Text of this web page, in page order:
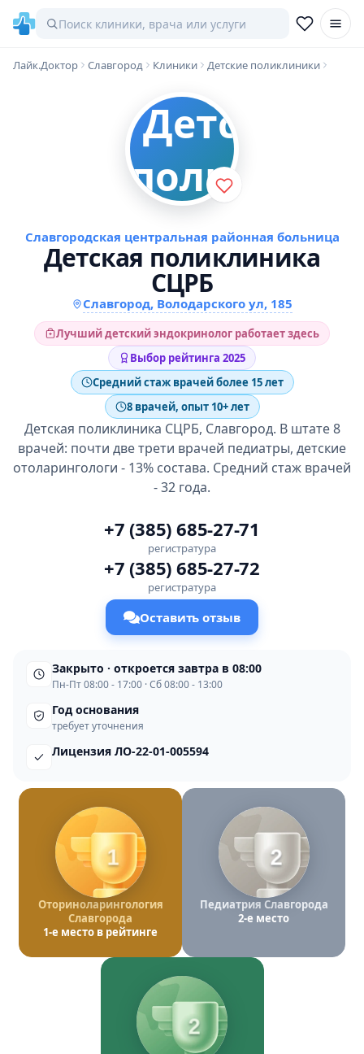
Лайк.Доктор Славгород Клиники Детские поликлиники
Славгородская центральная районная больница
Детская поликлиника
СЦРБ
Славгород, Володарского ул, 185
Лучший детский эндокринолог работает здесь
Выбор рейтинга 2025
Средний стаж врачей более 15 лет
8 врачей, опыт 10+ лет
Детская поликлиника СЦРБ, Славгород. В штате 8
врачей: почти две трети врачей педиатры, детские
отоларингологи - 13% состава. Средний стаж врачей
- 32 года.
+7 (385) 685-27-71
регистратура
+7 (385) 685-27-72
регистратура
Оставить отзыв
Закрыто · откроется завтра в 08:00
Пн-Пт 08:00 - 17:00 · Сб 08:00 - 13:00
Год основания
требует уточнения
Лицензия ЛО-22-01-005594
1
Оториноларингология
Славгорода
1-е место в рейтинге
2
Педиатрия Славгорода
2-е место
2